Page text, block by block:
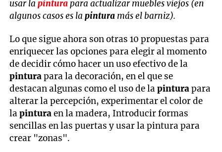
usar lapinturapara actualizar muebles viejos (en
algunos casos es lapintura más el barniz).
Lo que sigue ahora son otras 10 propuestas para
enriquecer las opciones para elegir al momento
de decidir cómo hacer un uso efectivo de la
pinturapara la decoración, en el que se
destacan algunas como el uso de lapinturapara
alterar la percepción, experimentar el color de
lapinturaen la madera, Introducir formas
sencillas en las puertas y usar la pintura para
crear "zonas".